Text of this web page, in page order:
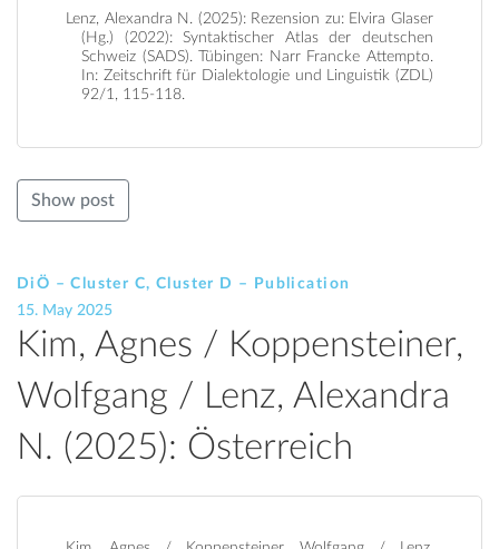
Lenz, Alexandra N. (2025): Rezension zu: Elvira Glaser
(Hg.) (2022): Syntaktischer Atlas der deutschen
Schweiz (SADS). Tübingen: Narr Francke Attempto.
In: Zeitschrift für Dialektologie und Linguistik (ZDL)
92/1, 115-118.
Show post
DiÖ – Cluster C, Cluster D – Publication
15. May 2025
Kim, Agnes / Koppensteiner,
Wolfgang / Lenz, Alexandra
N. (2025): Österreich